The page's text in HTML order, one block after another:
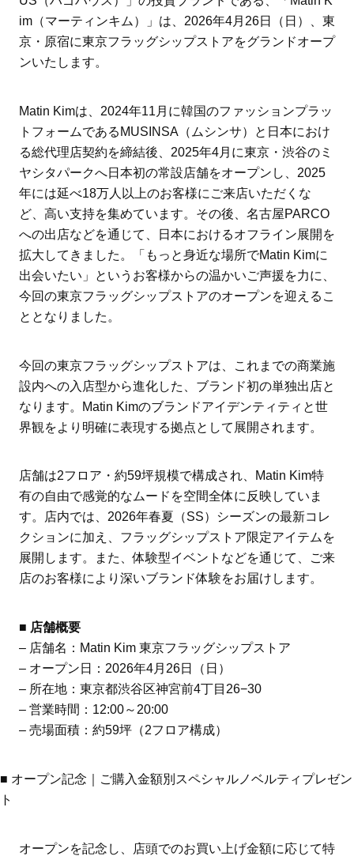
im（マーティンキム）」は、2026年4月26日（日）、東
京・原宿に東京フラッグシップストアをグランドオープ
ンいたします。
Matin Kimは、2024年11月に韓国のファッションプラッ
トフォームであるMUSINSA（ムシンサ）と日本におけ
る総代理店契約を締結後、2025年4月に東京・渋谷のミ
ヤシタパークへ日本初の常設店舗をオープンし、2025
年には延べ18万人以上のお客様にご来店いただくな
ど、高い支持を集めています。その後、名古屋PARCO
への出店などを通じて、日本におけるオフライン展開を
拡大してきました。「もっと身近な場所でMatin Kimに
出会いたい」というお客様からの温かいご声援を力に、
今回の東京フラッグシップストアのオープンを迎えるこ
ととなりました。
今回の東京フラッグシップストアは、これまでの商業施
設内への入店型から進化した、ブランド初の単独出店と
なります。Matin Kimのブランドアイデンティティと世
界観をより明確に表現する拠点として展開されます。
店舗は2フロア・約59坪規模で構成され、Matin Kim特
有の自由で感覚的なムードを空間全体に反映していま
す。店内では、2026年春夏（SS）シーズンの最新コレ
クションに加え、フラッグシップストア限定アイテムを
展開します。また、体験型イベントなどを通じて、ご来
店のお客様により深いブランド体験をお届けします。
■ 店舗概要
– 店舗名：Matin Kim 東京フラッグシップストア
– オープン日：2026年4月26日（日）
– 所在地：東京都渋谷区神宮前4丁目26−30
– 営業時間：12:00～20:00
– 売場面積：約59坪（2フロア構成）
■ オープン記念｜ご購入金額別スペシャルノベルティプレゼン
ト
オープンを記念し、店頭でのお買い上げ金額に応じて特